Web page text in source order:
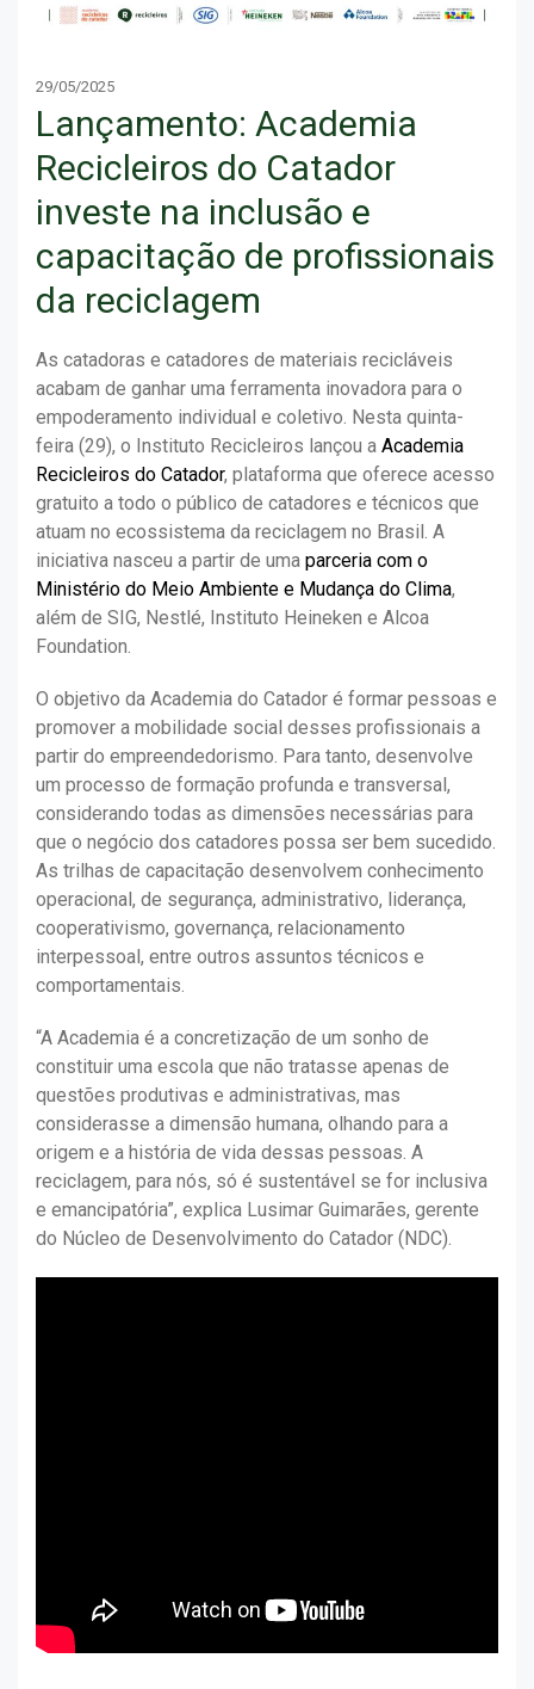
29/05/2025
Lançamento: Academia
Recicleiros do Catador
investe na inclusão e
capacitação de profissionais
da reciclagem
As catadoras e catadores de materiais recicláveis
acabam de ganhar uma ferramenta inovadora para o
empoderamento individual e coletivo. Nesta quinta-
feira (29), o Instituto Recicleiros lançou a Academia
Recicleiros do Catador, plataforma que oferece acesso
gratuito a todo o público de catadores e técnicos que
atuam no ecossistema da reciclagem no Brasil. A
iniciativa nasceu a partir de uma parceria com o
Ministério do Meio Ambiente e Mudança do Clima,
além de SIG, Nestlé, Instituto Heineken e Alcoa
Foundation.
O objetivo da Academia do Catador é formar pessoas e
promover a mobilidade social desses profissionais a
partir do empreendedorismo. Para tanto, desenvolve
um processo de formação profunda e transversal,
considerando todas as dimensões necessárias para
que o negócio dos catadores possa ser bem sucedido.
As trilhas de capacitação desenvolvem conhecimento
operacional, de segurança, administrativo, liderança,
cooperativismo, governança, relacionamento
interpessoal, entre outros assuntos técnicos e
comportamentais.
“A Academia é a concretização de um sonho de
constituir uma escola que não tratasse apenas de
questões produtivas e administrativas, mas
considerasse a dimensão humana, olhando para a
origem e a história de vida dessas pessoas. A
reciclagem, para nós, só é sustentável se for inclusiva
e emancipatória”, explica Lusimar Guimarães, gerente
do Núcleo de Desenvolvimento do Catador (NDC).